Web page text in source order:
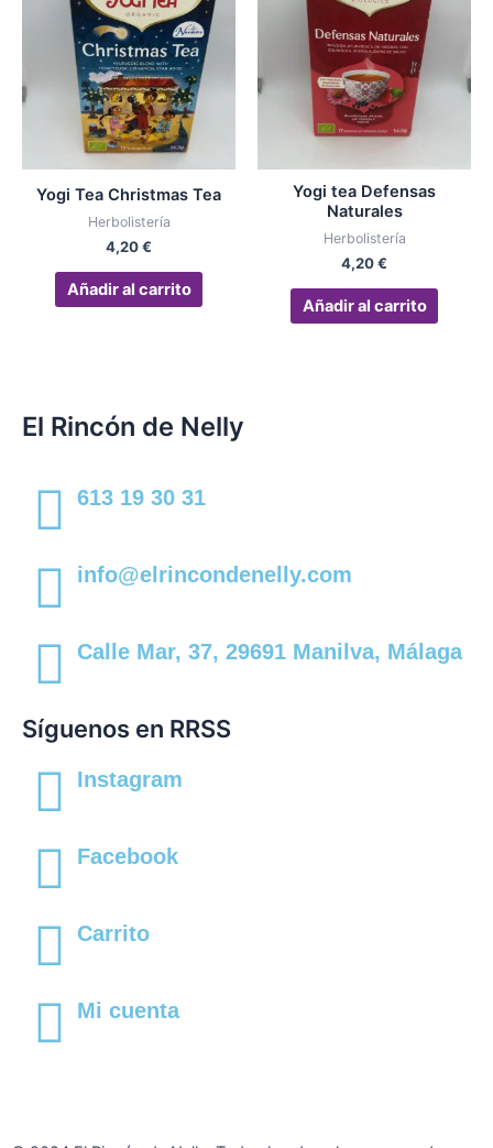
Yogi Tea Christmas Tea
Herbolistería
4,20€
Añadir al carrito
Yogi tea Defensas
Naturales
Herbolistería
4,20€
Añadir al carrito
El Rincón de Nelly
613 19 30 31
info@elrincondenelly.com
Calle Mar, 37, 29691 Manilva, Málaga
Síguenos en RRSS
Instagram
Facebook
Carrito
Mi cuenta